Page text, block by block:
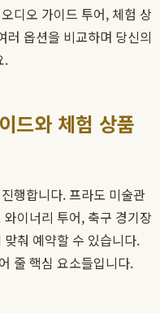
디오 가이드 투어, 체험 상
러 옵션을 비교하며 당신의
.
드와 체험 상품
행합니다. 프라도 미술관
이너리 투어, 축구 경기장
춰 예약할 수 있습니다.
줄 핵심 요소들입니다.